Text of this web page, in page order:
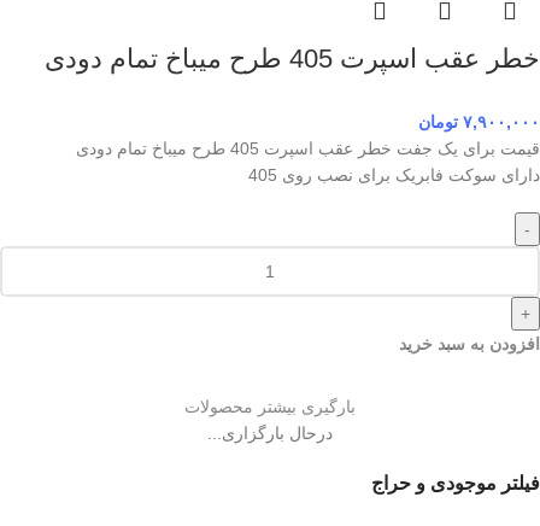
فیلتر موجودی و حراج
خطر عقب اسپرت 405 طرح میباخ تمام دودی
۷,۹۰۰,۰۰۰ تومان
قیمت برای یک جفت خطر عقب اسپرت 405 طرح میباخ تمام دودی
دارای سوکت فابریک برای نصب روی 405
-
+
افزودن به سبد خرید
بارگیری بیشتر محصولات
درحال بارگزاری...